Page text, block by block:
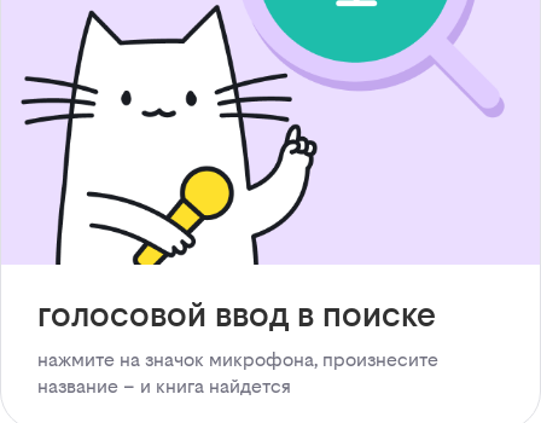
голосовой ввод в поиске
нажмите на значок микрофона, произнесите
название – и книга найдется